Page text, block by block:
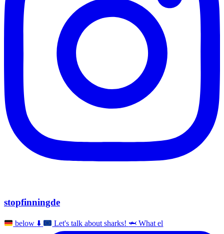
stopfinningde
below ⬇️ Let's talk about sharks! 🦈 What el